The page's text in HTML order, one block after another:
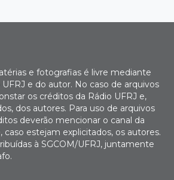
e fotografias é livre mediante
e do autor. No caso de arquivos
os créditos da Rádio UFRJ e,
dos autores. Para uso de arquivos
deverão mencionar o canal da
caso estejam explicitados, os autores.
à SGCOM/UFRJ, juntamente